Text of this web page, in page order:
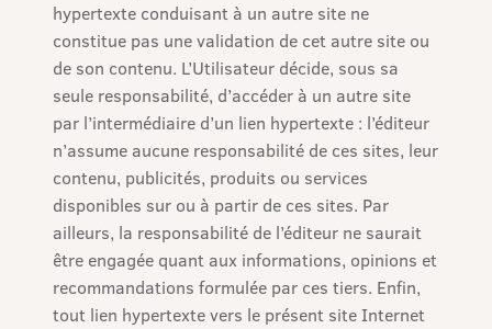
hypertexte conduisant à un autre site ne
constitue pas une validation de cet autre site ou
de son contenu. L’Utilisateur décide, sous sa
seule responsabilité, d’accéder à un autre site
par l’intermédiaire d’un lien hypertexte : l’éditeur
n’assume aucune responsabilité de ces sites, leur
contenu, publicités, produits ou services
disponibles sur ou à partir de ces sites. Par
ailleurs, la responsabilité de l’éditeur ne saurait
être engagée quant aux informations, opinions et
recommandations formulée par ces tiers. Enfin,
tout lien hypertexte vers le présent site Internet